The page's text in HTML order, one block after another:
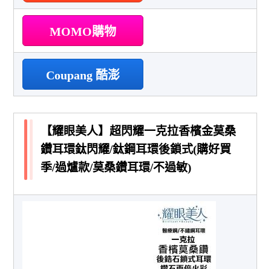
MOMO購物
Coupang 酷澎
【耀眼美人】超閃耀一克拉香檳金莫桑
鑽耳環鈦閃耀/鈦鋼耳環後鎖式(購好買
季/過爐款/莫桑鑽耳環/不過敏)